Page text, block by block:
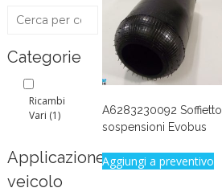
A6283230092 Soffietto
sospensioni Evobus
Aggiungi a preventivo
Categorie
Ricambi
Vari (1)
Applicazione
veicolo